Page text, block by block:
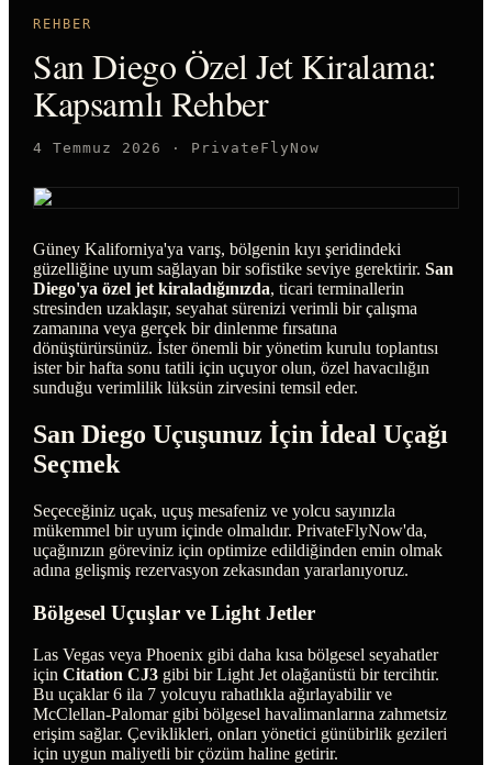
REHBER
San Diego Özel Jet Kiralama:
Kapsamlı Rehber
4 Temmuz 2026 · PrivateFlyNow
Güney Kaliforniya'ya varış, bölgenin kıyı şeridindeki
güzelliğine uyum sağlayan bir sofistike seviye gerektirir.San
Diego'ya özel jet kiraladığınızda, ticari terminallerin
stresinden uzaklaşır, seyahat sürenizi verimli bir çalışma
zamanına veya gerçek bir dinlenme fırsatına
dönüştürürsünüz. İster önemli bir yönetim kurulu toplantısı
ister bir hafta sonu tatili için uçuyor olun, özel havacılığın
sunduğu verimlilik lüksün zirvesini temsil eder.
San Diego Uçuşunuz İçin İdeal Uçağı
Seçmek
Seçeceğiniz uçak, uçuş mesafeniz ve yolcu sayınızla
mükemmel bir uyum içinde olmalıdır. PrivateFlyNow'da,
uçağınızın göreviniz için optimize edildiğinden emin olmak
adına gelişmiş rezervasyon zekasından yararlanıyoruz.
Bölgesel Uçuşlar ve Light Jetler
Las Vegas veya Phoenix gibi daha kısa bölgesel seyahatler
içinCitation CJ3 gibi bir Light Jet olağanüstü bir tercihtir.
Bu uçaklar 6 ila 7 yolcuyu rahatlıkla ağırlayabilir ve
McClellan-Palomar gibi bölgesel havalimanlarına zahmetsiz
erişim sağlar. Çeviklikleri, onları yönetici günübirlik gezileri
için uygun maliyetli bir çözüm haline getirir.